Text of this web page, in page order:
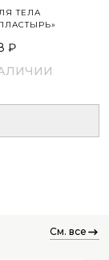
ТЕЛА
₽
см. все